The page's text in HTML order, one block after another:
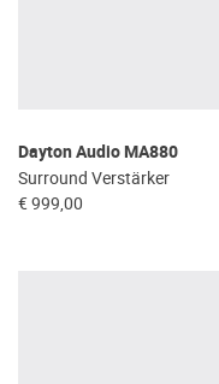
Dayton Audio MA880
Surround Verstärker
€ 999,00